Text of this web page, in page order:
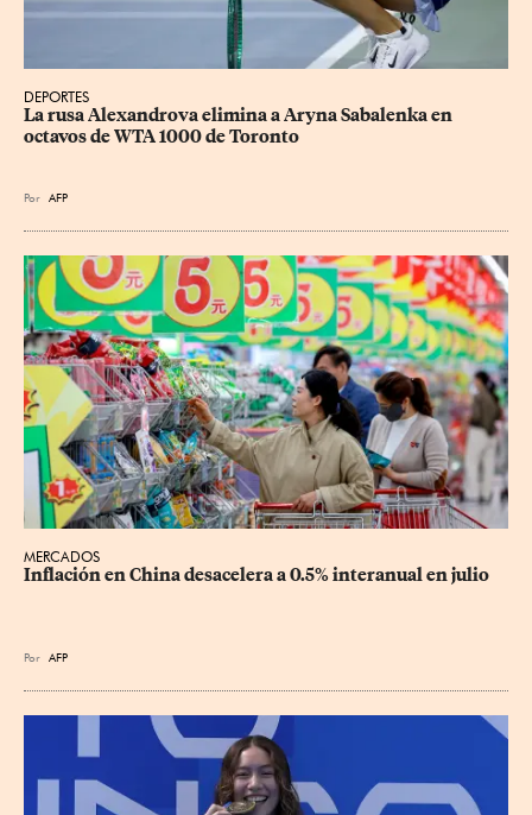
DEPORTES
La rusa Alexandrova elimina a Aryna Sabalenka en
octavos de WTA 1000 de Toronto
Por AFP
MERCADOS
Inflación en China desacelera a 0.5% interanual en julio
Por AFP